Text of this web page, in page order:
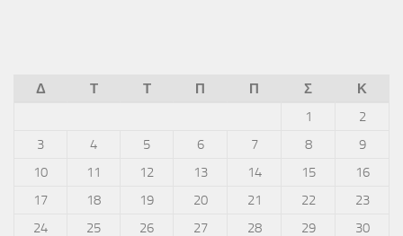
Δ Τ Τ Π Π Σ
Κ
1
2
3
4 5 6 7 8
9
10
11 12 13 14 15
16
17
18 19 20 21 22
23
24
25 26 27 28 29
30